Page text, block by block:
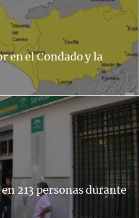
en el Condado y la
213 personas durante